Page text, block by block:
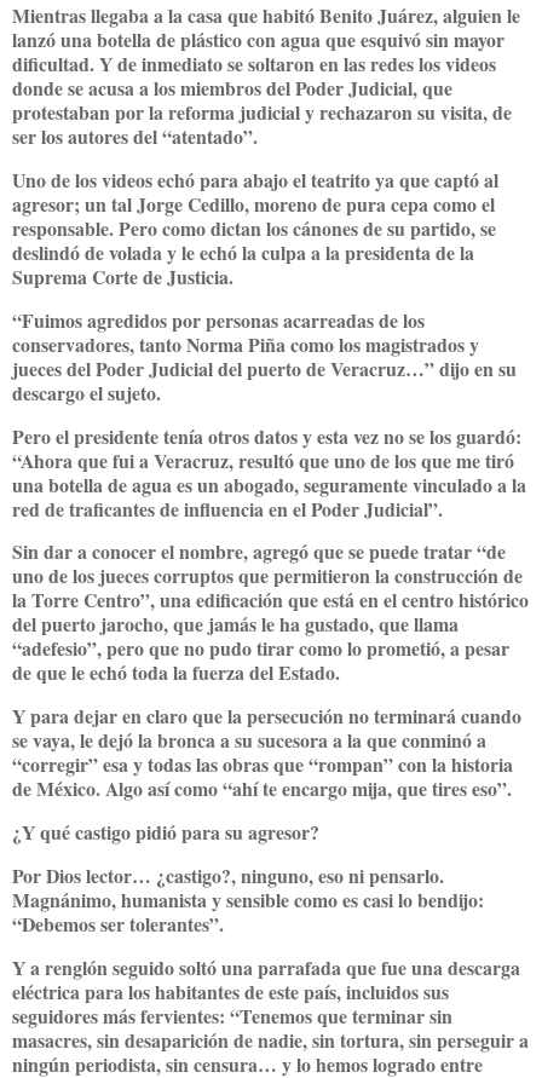
Mientras llegaba a la casa que habitó Benito Juárez, alguien le
lanzó una botella de plástico con agua que esquivó sin mayor
dificultad. Y de inmediato se soltaron en las redes los videos
donde se acusa a los miembros del Poder Judicial, que
protestaban por la reforma judicial y rechazaron su visita, de
ser los autores del “atentado”.
Uno de los videos echó para abajo el teatrito ya que captó al
agresor; un tal Jorge Cedillo, moreno de pura cepa como el
responsable. Pero como dictan los cánones de su partido, se
deslindó de volada y le echó la culpa a la presidenta de la
Suprema Corte de Justicia.
“Fuimos agredidos por personas acarreadas de los
conservadores, tanto Norma Piña como los magistrados y
jueces del Poder Judicial del puerto de Veracruz…” dijo en su
descargo el sujeto.
Pero el presidente tenía otros datos y esta vez no se los guardó:
“Ahora que fui a Veracruz, resultó que uno de los que me tiró
una botella de agua es un abogado, seguramente vinculado a la
red de traficantes de influencia en el Poder Judicial”.
Sin dar a conocer el nombre, agregó que se puede tratar “de
uno de los jueces corruptos que permitieron la construcción de
la Torre Centro”, una edificación que está en el centro histórico
del puerto jarocho, que jamás le ha gustado, que llama
“adefesio”, pero que no pudo tirar como lo prometió, a pesar
de que le echó toda la fuerza del Estado.
Y para dejar en claro que la persecución no terminará cuando
se vaya, le dejó la bronca a su sucesora a la que conminó a
“corregir” esa y todas las obras que “rompan” con la historia
de México. Algo así como “ahí te encargo mija, que tires eso”.
¿Y qué castigo pidió para su agresor?
Por Dios lector… ¿castigo?, ninguno, eso ni pensarlo.
Magnánimo, humanista y sensible como es casi lo bendijo:
“Debemos ser tolerantes”.
Y a renglón seguido soltó una parrafada que fue una descarga
eléctrica para los habitantes de este país, incluidos sus
seguidores más fervientes: “Tenemos que terminar sin
masacres, sin desaparición de nadie, sin tortura, sin perseguir a
ningún periodista, sin censura… y lo hemos logrado entre